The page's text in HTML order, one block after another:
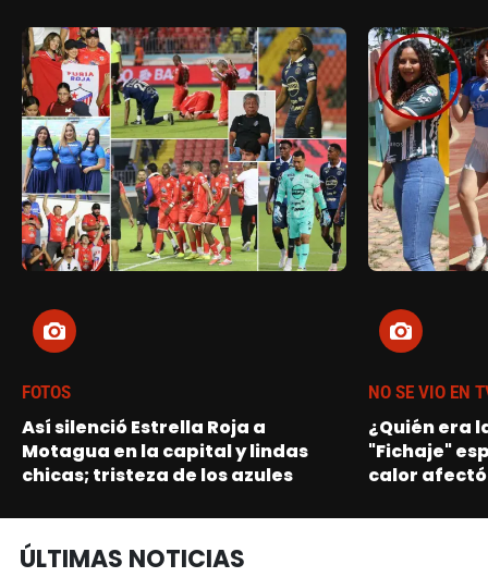
FOTOS
Así silenció Estrella Roja a
Motagua en la capital y lindas
chicas; tristeza de los azules
NO SE VIO EN
¿Quién era
"Fichaje"
calor
ÚLTIMAS NOTICIAS